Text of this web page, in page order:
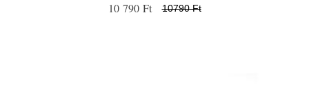
10 790 Ft 10790 Ft